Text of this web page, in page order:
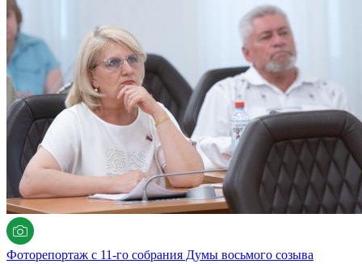
Фоторепортаж с 11-го собрания Думы восьмого созыва